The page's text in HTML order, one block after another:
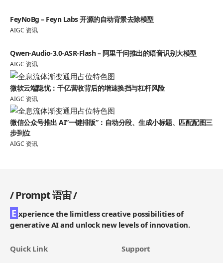
FeyNoBg – Feyn Labs 开源的自动背景去除模型
AIGC 资讯
Qwen-Audio-3.0-ASR-Flash – 阿里千问推出的语音识别大模型
AIGC 资讯
微软云端隐忧：千亿营收背后的增速换挡与杠杆风险
AIGC 资讯
微信公众号推出 AI”一键排版”：自动分段、生成小标题、匹配配图三
步到位
AIGC 资讯
/Prompt 语宙/
E xperience the limitless creative possibilities of
generative AI and unlock new levels of innovation.
Quick Link Support